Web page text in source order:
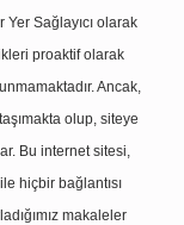
Yer Sağlayıcı olarak
proaktif olarak
Ancak,
olup, siteye
Bu internet sitesi,
hiçbir bağlantısı
makaleler